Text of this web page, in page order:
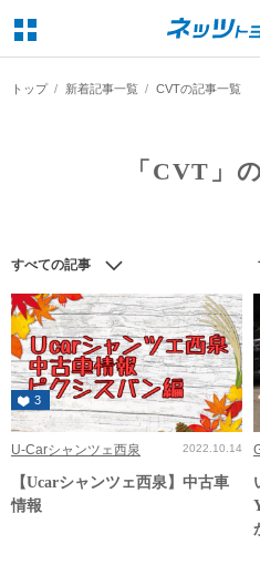
トップ 新着記事一覧 CVTの記事一覧
「CVT」
すべての記事
3
U-Carシャンツェ西泉 2022.10.14
【Ucarシャンツェ西泉】中古車
情報